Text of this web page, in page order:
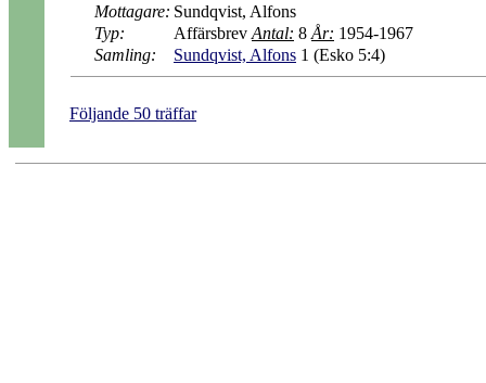
Mottagare: Sundqvist, Alfons
Typ:
Affärsbrev Antal: 8 År: 1954-1967
Samling:
Sundqvist, Alfons 1 (Esko 5:4)
Följande 50 träffar